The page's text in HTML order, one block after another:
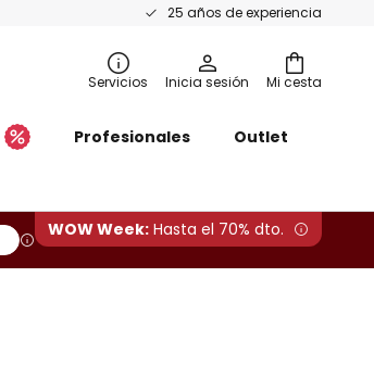
25 años de experiencia
Mi cesta
Servicios Inicia sesión
Profesionales Outlet
WOW Week: Hasta el 70% dto.